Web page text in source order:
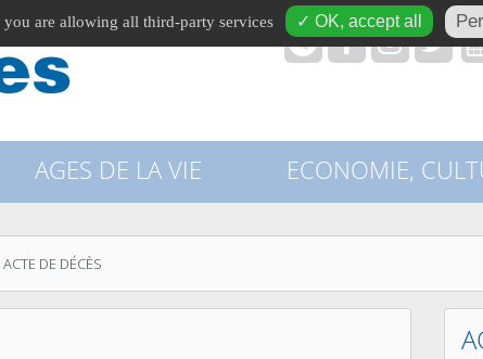
recherche
AGES DE LA VIE ECONOMIE,
ACTE DE DÉCÈS
you are allowing all third-party services ✓ OK, accept all